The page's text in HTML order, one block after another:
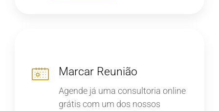
Marcar Reunião
Agende já uma consultoria online
grátis com um dos nossos